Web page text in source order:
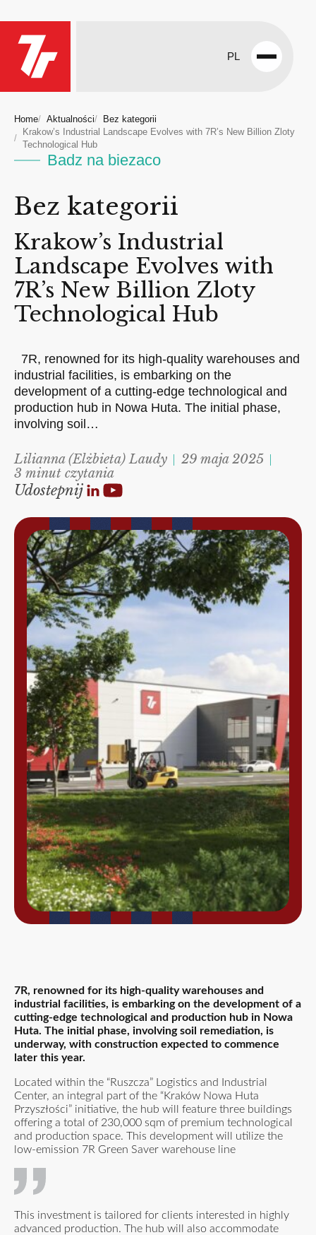
PL
Open
Home Aktualności
Bez kategorii
Krakow’s Industrial Landscape Evolves with 7R’s New Billion Zloty
Technological Hub
Badz na biezaco
Bez kategorii
Krakow’s Industrial
Landscape Evolves with
7R’s New Billion Zloty
Technological Hub
7R, renowned for its high-quality warehouses and
industrial facilities, is embarking on the
development of a cutting-edge technological and
production hub in Nowa Huta. The initial phase,
involving soil…
Lilianna (Elżbieta) Laudy
29 maja 2025
3 minut czytania
Udostepnij
7R, renowned for its high-quality warehouses and
industrial facilities, is embarking on the development of a
cutting-edge technological and production hub in Nowa
Huta. The initial phase, involving soil remediation, is
underway, with construction expected to commence
later this year.
Located within the “Ruszcza” Logistics and Industrial
Center, an integral part of the “Kraków Nowa Huta
Przyszłości” initiative, the hub will feature three buildings
offering a total of 230,000 sqm of premium technological
and production space. This development will utilize the
low-emission 7R Green Saver warehouse line
This investment is tailored for clients interested in highly
advanced production. The hub will also accommodate